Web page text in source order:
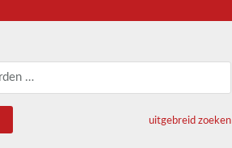
uitgebreid zoeken